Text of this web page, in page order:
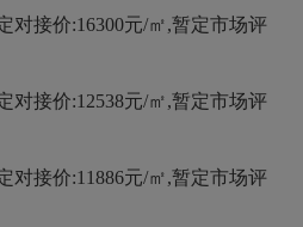
接价:16300元/㎡,暂定市场评
接价:12538元/㎡,暂定市场评
接价:11886元/㎡,暂定市场评